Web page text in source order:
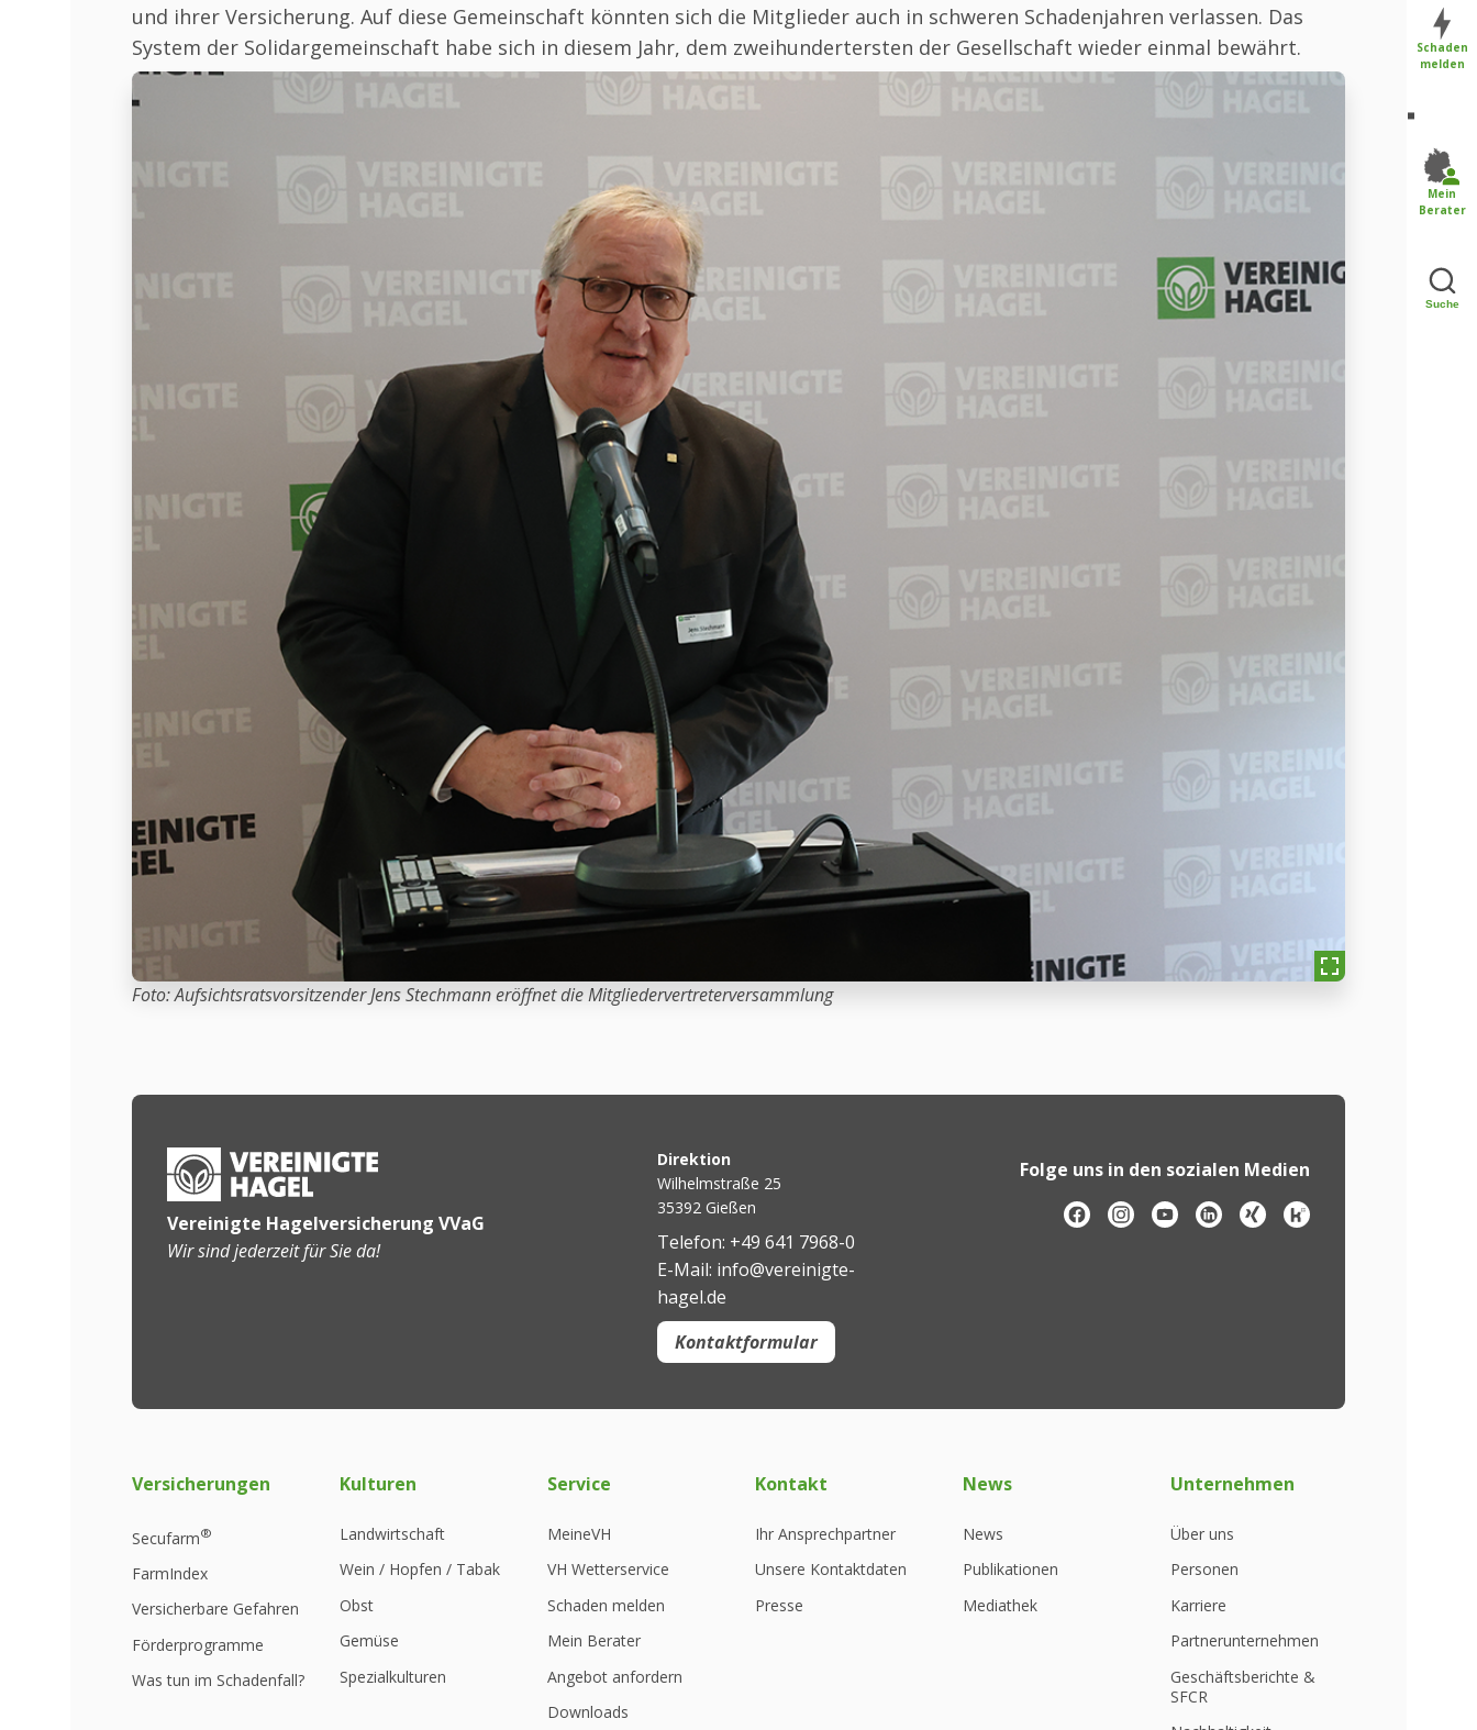
und ihrer Versicherung. Auf diese Gemeinschaft könnten sich die Mitglieder auch in schweren Schadenjahren verlassen. Das
System der Solidargemeinschaft habe sich in diesem Jahr, dem zweihundertersten der Gesellschaft wieder einmal bewährt.
Foto: Aufsichtsratsvorsitzender Jens Stechmann eröffnet die Mitgliedervertreterversammlung
Vereinigte Hagelversicherung VVaG
Wir sind jederzeit für Sie da!
Direktion
Wilhelmstraße 25
35392 Gießen
Telefon: +49 641 7968-0
E-Mail: info@vereinigte-
hagel.de
Kontaktformular
Folge uns in den sozialen Medien
Versicherungen
Secufarm®
FarmIndex
Versicherbare Gefahren
Förderprogramme
Was tun im Schadenfall?
Kulturen
Landwirtschaft
Wein / Hopfen / Tabak
Obst
Gemüse
Spezialkulturen
Service
MeineVH
VH Wetterservice
Schaden melden
Mein Berater
Angebot anfordern
Downloads
Kontakt
Ihr Ansprechpartner
Unsere Kontaktdaten
Presse
News
News
Publikationen
Mediathek
Unternehmen
Über uns
Personen
Karriere
Partnerunternehmen
Geschäftsberichte &
SFCR
Schaden
melden
Mein
Berater
Suche